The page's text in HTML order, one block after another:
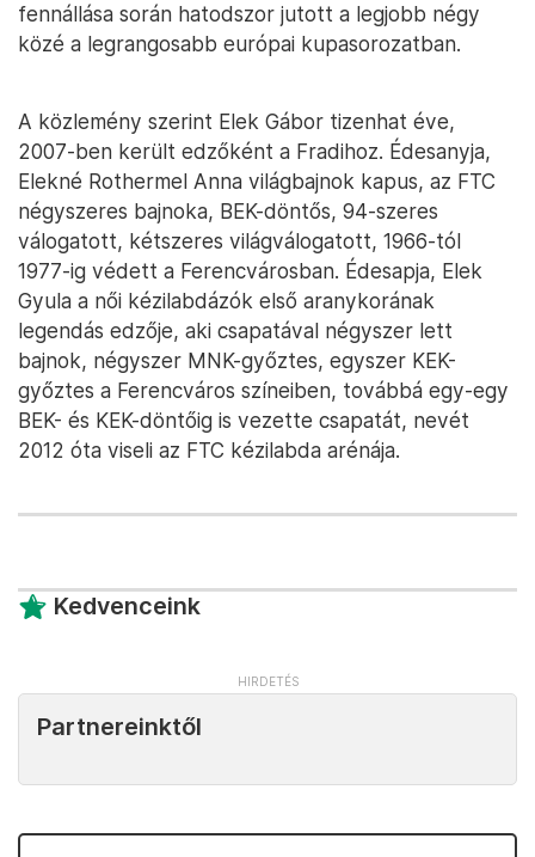
fennállása során hatodszor jutott a legjobb négy
közé a legrangosabb európai kupasorozatban.
A közlemény szerint Elek Gábor tizenhat éve,
2007-ben került edzőként a Fradihoz. Édesanyja,
Elekné Rothermel Anna világbajnok kapus, az FTC
négyszeres bajnoka, BEK-döntős, 94-szeres
válogatott, kétszeres világválogatott, 1966-tól
1977-ig védett a Ferencvárosban. Édesapja, Elek
Gyula a női kézilabdázók első aranykorának
legendás edzője, aki csapatával négyszer lett
bajnok, négyszer MNK-győztes, egyszer KEK-
győztes a Ferencváros színeiben, továbbá egy-egy
BEK- és KEK-döntőig is vezette csapatát, nevét
2012 óta viseli az FTC kézilabda arénája.
Kedvenceink
Partnereinktől